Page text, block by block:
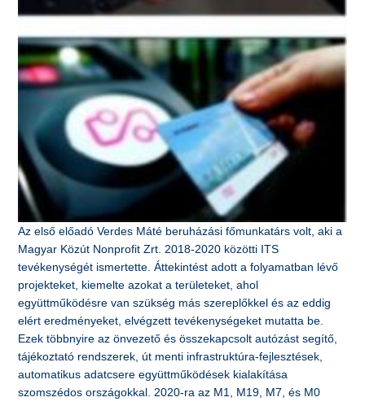
Az első előadó Verdes Máté beruházási főmunkatárs volt, aki a
Magyar Közút Nonprofit Zrt. 2018-2020 közötti ITS
tevékenységét ismertette. Áttekintést adott a folyamatban lévő
projekteket, kiemelte azokat a területeket, ahol
együttműködésre van szükség más szereplőkkel és az eddig
elért eredményeket, elvégzett tevékenységeket mutatta be.
Ezek többnyire az önvezető és összekapcsolt autózást segítő,
tájékoztató rendszerek, út menti infrastruktúra-fejlesztések,
automatikus adatcsere együttműködések kialakítása
szomszédos országokkal. 2020-ra az M1, M19, M7, és M0